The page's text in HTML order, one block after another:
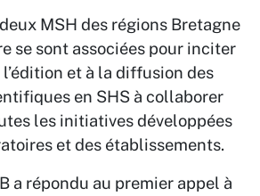
MSH des régions Bretagne
se sont associées pour inciter
et à la diffusion des
en SHS à collaborer
les initiatives développées
et des établissements.
a répondu au premier appel à